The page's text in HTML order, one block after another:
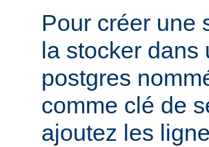
Pour créer une
la stocker dans
postgres
comme clé de
ajoutez les